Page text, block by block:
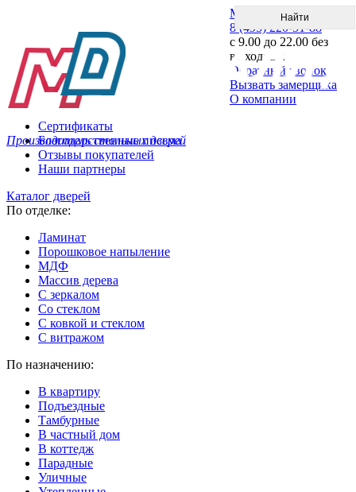
Производитель стальных дверей
Меню
8 (495) 220-51-88
с 9.00 до 22.00 без
выходных
Обратный звонок
Вызвать замерщика
О компании
Сертификаты
Благодарственные письма
Отзывы покупателей
Наши партнеры
Каталог дверей
По отделке:
Ламинат
Порошковое напыление
МДФ
Массив дерева
С зеркалом
Со стеклом
С ковкой и стеклом
С витражом
По назначению:
В квартиру
Подъездные
Тамбурные
В частный дом
В коттедж
Парадные
Уличные